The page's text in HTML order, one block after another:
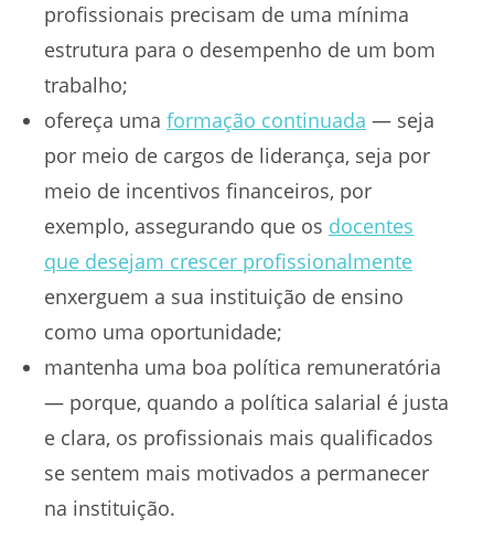
profissionais precisam de uma mínima
estrutura para o desempenho de um bom
trabalho;
ofereça uma formação continuada — seja
por meio de cargos de liderança, seja por
meio de incentivos financeiros, por
exemplo, assegurando que os docentes
que desejam crescer profissionalmente
enxerguem a sua instituição de ensino
como uma oportunidade;
mantenha uma boa política remuneratória
— porque, quando a política salarial é justa
e clara, os profissionais mais qualificados
se sentem mais motivados a permanecer
na instituição.